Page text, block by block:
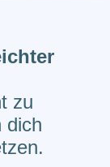
zu
dich